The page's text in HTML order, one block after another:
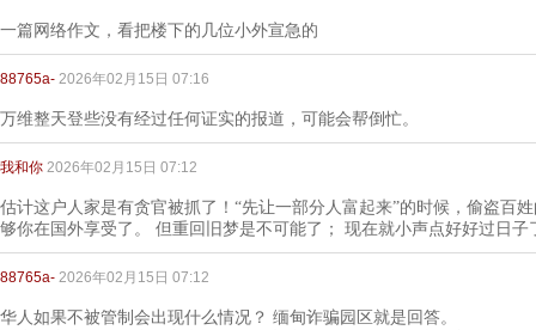
一篇网络作文，看把楼下的几位小外宣急的
88765a- 2026年02月15日 07:16
万维整天登些没有经过任何证实的报道，可能会帮倒忙。
我和你 2026年02月15日 07:12
估计这户人家是有贪官被抓了！“先让一部分人富起来”的时候，偷盗百
够你在国外享受了。 但重回旧梦是不可能了； 现在就小声点好好过日子
88765a- 2026年02月15日 07:12
华人如果不被管制会出现什么情况？ 缅甸诈骗园区就是回答。